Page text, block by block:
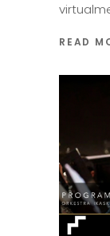
READ